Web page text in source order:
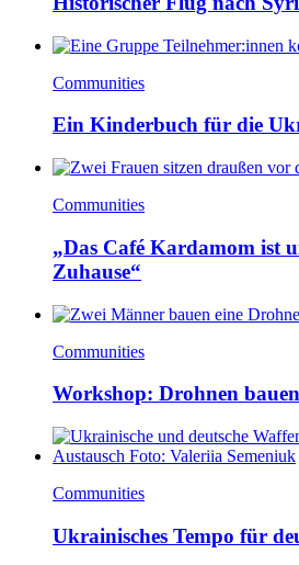
Communities
Ein Kinderbuch für die
Communities
„Das Café Kardamom ist
Zuhause“
Communities
Workshop: Drohnen
Communities
Ukrainisches Tempo für